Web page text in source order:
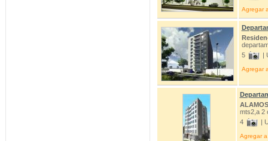
Agregar
5
|
Agregar
mts2,a 2
4
|
Agregar